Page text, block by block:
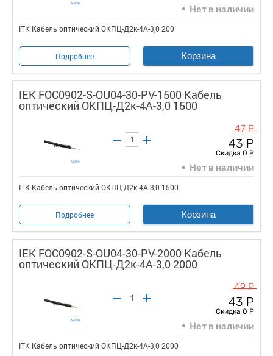
Нет в наличии
ITK Кабель оптический ОКПЦ-Д2к-4А-3,0 200
Подробнее Корзина
IEK FOC0902-S-OU04-30-PV-1500 Кабель
оптический ОКПЦ-Д2к-4А-3,0 1500
47 Р
43 Р
Скидка 0 Р
Нет в наличии
ITK Кабель оптический ОКПЦ-Д2к-4А-3,0 1500
Подробнее Корзина
IEK FOC0902-S-OU04-30-PV-2000 Кабель
оптический ОКПЦ-Д2к-4А-3,0 2000
49 Р
43 Р
Скидка 0 Р
Нет в наличии
ITK Кабель оптический ОКПЦ-Д2к-4А-3,0 2000